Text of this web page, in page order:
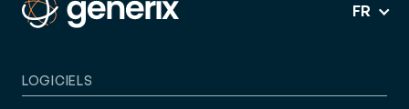
FR
LOGICIELS